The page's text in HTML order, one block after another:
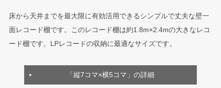
床から天井までを最大限に有効活用できるシンプルで丈夫な壁一
面レコード棚です。このレコード棚は約1.8m×2.4mの大きなレコ
ード棚です。LPレコードの収納に最適なサイズです。
「縦7コマ×横5コマ」の詳細